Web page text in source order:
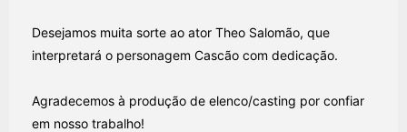
Desejamos muita sorte ao ator Theo Salomão, que
interpretará o personagem Cascão com dedicação.
Agradecemos à produção de elenco/casting por confiar
em nosso trabalho!